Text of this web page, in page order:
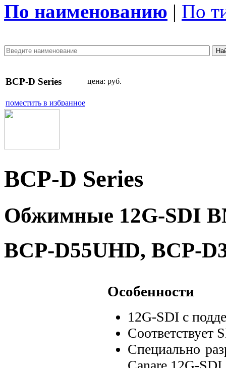
По наименованию | По
BCP-D Series цена: руб.
поместить в избранное
BCP-D Series
Обжимные 12G-SDI
BCP-D55UHD, BCP-
Особенности
12G-SDI с
Соответствует
Специально